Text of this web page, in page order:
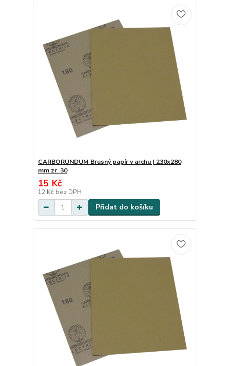
CARBORUNDUM Brusný papír v archu | 230x280
mm zr. 30
15 Kč
12 Kč bez DPH
Přidat do košíku